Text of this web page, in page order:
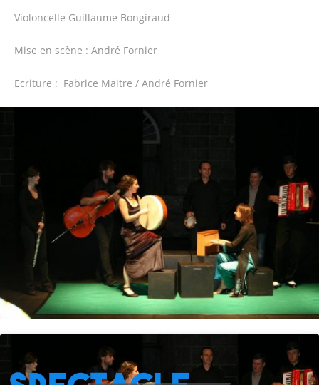
Violoncelle Guillaume Bongiraud
Mise en scène : André Fornier
Ecriture : Fabrice Maitre / André Fornier